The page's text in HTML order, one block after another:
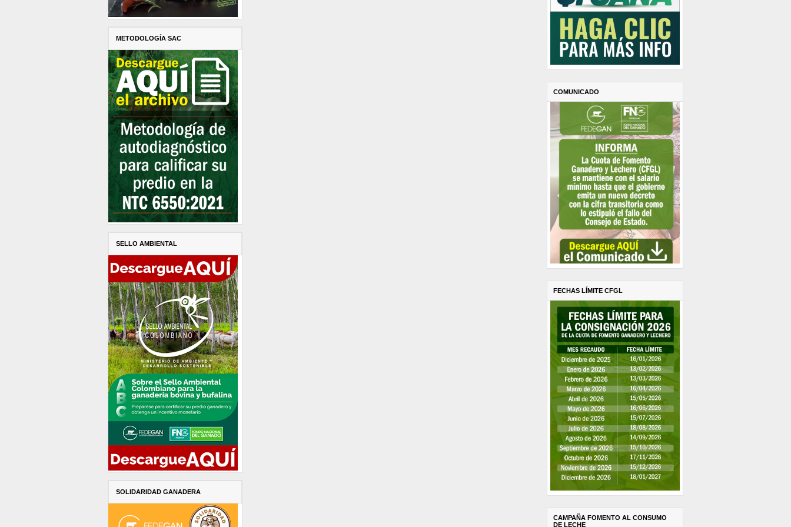
METODOLOGÍA SAC
SELLO AMBIENTAL
SOLIDARIDAD GANADERA
COMUNICADO
FECHAS LÍMITE CFGL
CAMPAÑA FOMENTO AL CONSUMO
DE LECHE